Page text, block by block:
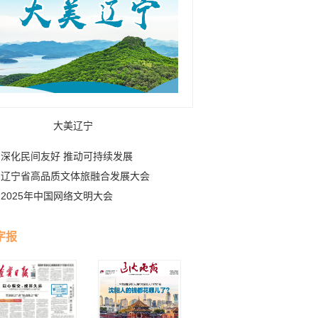
大美辽宁
深化民间友好 推动可持续发展
辽宁省高品质文体旅融合发展大会
2025年中国网络文明大会
报